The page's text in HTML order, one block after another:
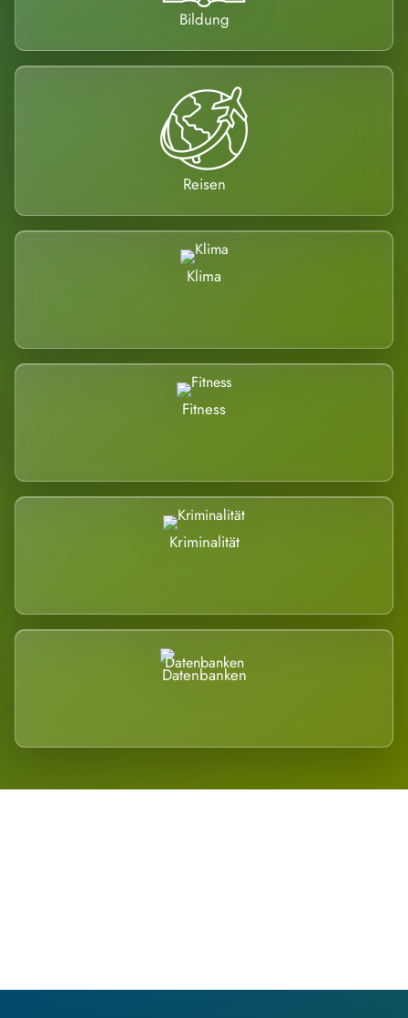
Bildung
Reisen
Klima
Fitness
Kriminalität
Datenbanken